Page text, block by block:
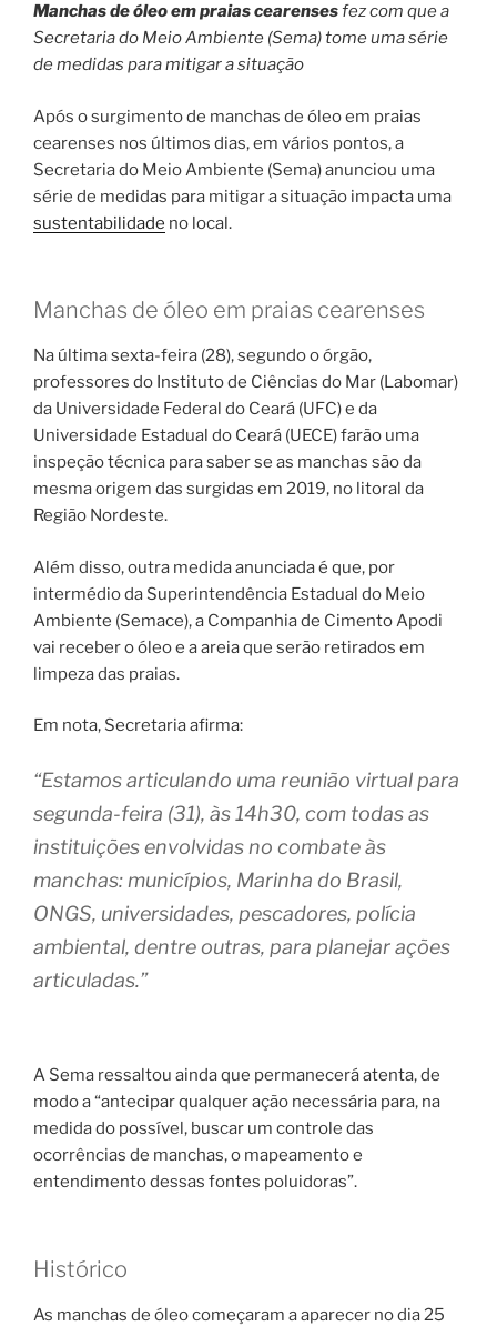
Manchas de óleo em praias cearensesfez com que a
Secretaria do Meio Ambiente (Sema) tome uma série
de medidas para mitigar a situação
Após o surgimento de manchas de óleo em praias
cearenses nos últimos dias, em vários pontos, a
Secretaria do Meio Ambiente (Sema) anunciou uma
série de medidas para mitigar a situação impacta uma
sustentabilidade no local.
Manchas de óleo em praias cearenses
Na última sexta-feira (28), segundo o órgão,
professores do Instituto de Ciências do Mar (Labomar)
da Universidade Federal do Ceará (UFC) e da
Universidade Estadual do Ceará (UECE) farão uma
inspeção técnica para saber se as manchas são da
mesma origem das surgidas em 2019, no litoral da
Região Nordeste.
Além disso, outra medida anunciada é que, por
intermédio da Superintendência Estadual do Meio
Ambiente (Semace), a Companhia de Cimento Apodi
vai receber o óleo e a areia que serão retirados em
limpeza das praias.
Em nota, Secretaria afirma:
“Estamos articulando uma reunião virtual para
segunda-feira (31), às 14h30, com todas as
instituições envolvidas no combate às
manchas: municípios, Marinha do Brasil,
ONGS, universidades, pescadores, polícia
ambiental, dentre outras, para planejar ações
articuladas.”
A Sema ressaltou ainda que permanecerá atenta, de
modo a “antecipar qualquer ação necessária para, na
medida do possível, buscar um controle das
ocorrências de manchas, o mapeamento e
entendimento dessas fontes poluidoras”.
Histórico
As manchas de óleo começaram a aparecer no dia 25